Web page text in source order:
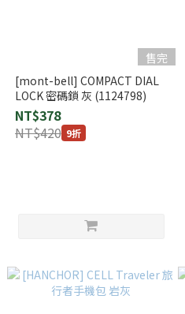
售完
[mont-bell] COMPACT DIAL
LOCK 密碼鎖 灰 (1124798)
NT$378
NT$420 9折